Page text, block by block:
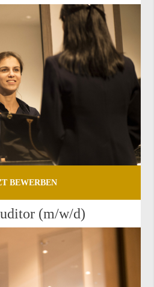
BEWERBEN
(m/w/d)